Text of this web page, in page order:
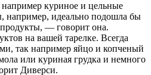
куриное и цельные
например, идеально подошла бы
— говорит она.
на вашей тарелке. Всегда
так например яйцо и копченый
или куриная грудка и немного
Диверси.